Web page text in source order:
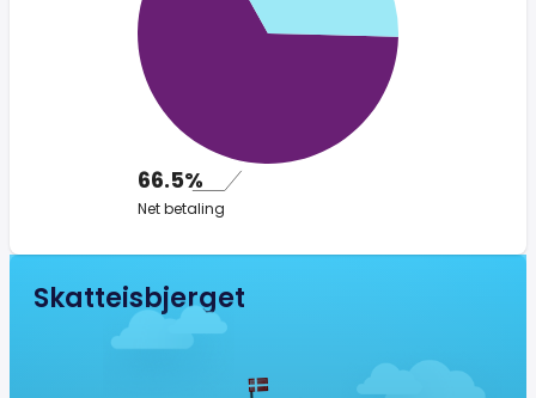
66.5%
Net betaling
Skatteisbjerget